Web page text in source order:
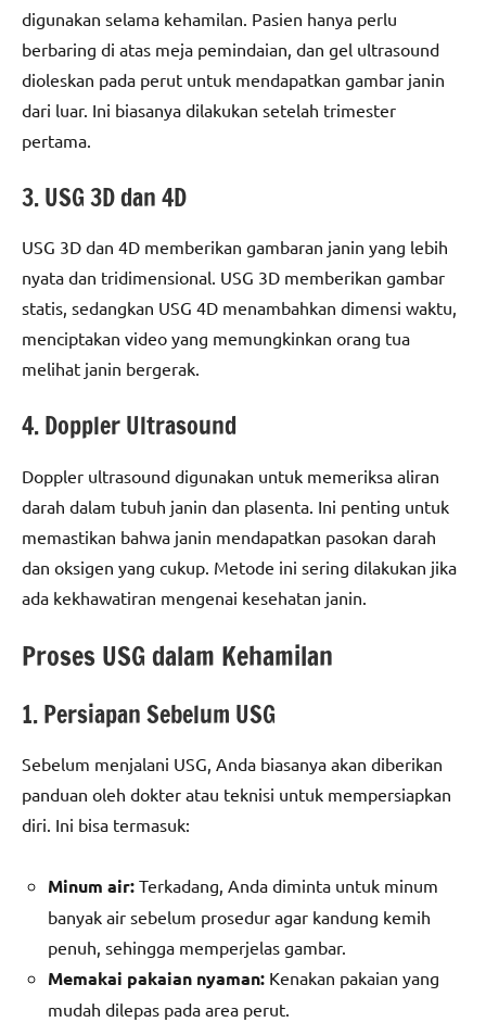
digunakan selama kehamilan. Pasien hanya perlu
berbaring di atas meja pemindaian, dan gel ultrasound
dioleskan pada perut untuk mendapatkan gambar janin
dari luar. Ini biasanya dilakukan setelah trimester
pertama.
3. USG 3D dan 4D
USG 3D dan 4D memberikan gambaran janin yang lebih
nyata dan tridimensional. USG 3D memberikan gambar
statis, sedangkan USG 4D menambahkan dimensi waktu,
menciptakan video yang memungkinkan orang tua
melihat janin bergerak.
4. Doppler Ultrasound
Doppler ultrasound digunakan untuk memeriksa aliran
darah dalam tubuh janin dan plasenta. Ini penting untuk
memastikan bahwa janin mendapatkan pasokan darah
dan oksigen yang cukup. Metode ini sering dilakukan jika
ada kekhawatiran mengenai kesehatan janin.
Proses USG dalam Kehamilan
1. Persiapan Sebelum USG
Sebelum menjalani USG, Anda biasanya akan diberikan
panduan oleh dokter atau teknisi untuk mempersiapkan
diri. Ini bisa termasuk:
Minum air: Terkadang, Anda diminta untuk minum
banyak air sebelum prosedur agar kandung kemih
penuh, sehingga memperjelas gambar.
Memakai pakaian nyaman: Kenakan pakaian yang
mudah dilepas pada area perut.